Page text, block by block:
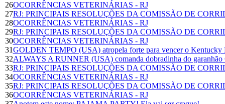
26OCORRÊNCIAS VETERINÁRIAS - RJ
27RJ: PRINCIPAIS RESOLUÇÕES DA COMISSÃO DE
28OCORRÊNCIAS VETERINÁRIAS - RJ
29RJ: PRINCIPAIS RESOLUÇÕES DA COMISSÃO DE
30OCORRÊNCIAS VETERINÁRIAS - RJ
31GOLDEN TEMPO (USA) atropela forte para vencer o Kentucky
32ALWAYS A RUNNER (USA) comanda dobradinha do
33RJ: PRINCIPAIS RESOLUÇÕES DA COMISSÃO DE
34OCORRÊNCIAS VETERINÁRIAS - RJ
35RJ: PRINCIPAIS RESOLUÇÕES DA COMISSÃO DE
36OCORRÊNCIAS VETERINÁRIAS - RJ